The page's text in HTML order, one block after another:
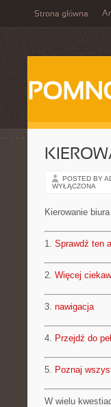
Strona główna
POSTED BY
WYŁĄCZONA
Kierowanie
1. Sprawdź ten
2. Więcej
3. nawigacja
4. Przejdź do
5. Poznaj
W wielu